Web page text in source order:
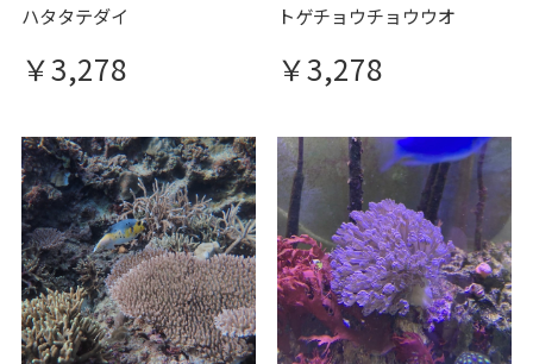
ハタタテダイ
￥3,278
トゲチョウチョウウオ
￥3,278